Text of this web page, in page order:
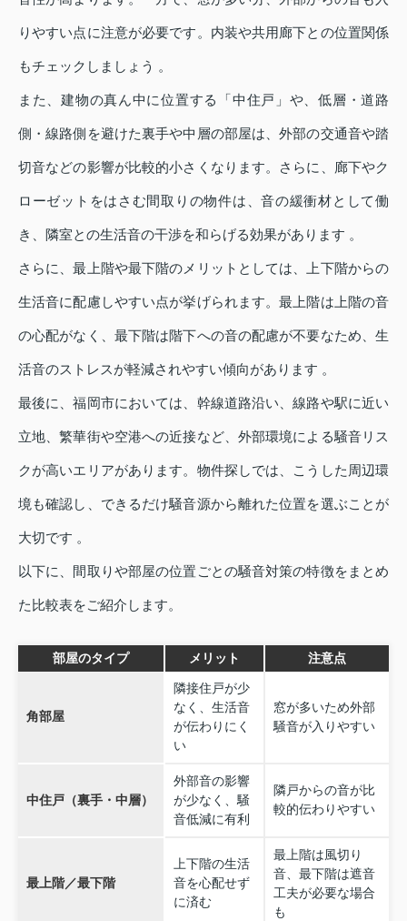
りやすい点に注意が必要です。内装や共用廊下との位置関係
もチェックしましょう 。
また、建物の真ん中に位置する「中住戸」や、低層・道路
側・線路側を避けた裏手や中層の部屋は、外部の交通音や踏
切音などの影響が比較的小さくなります。さらに、廊下やク
ローゼットをはさむ間取りの物件は、音の緩衝材として働
き、隣室との生活音の干渉を和らげる効果があります 。
さらに、最上階や最下階のメリットとしては、上下階からの
生活音に配慮しやすい点が挙げられます。最上階は上階の音
の心配がなく、最下階は階下への音の配慮が不要なため、生
活音のストレスが軽減されやすい傾向があります 。
最後に、福岡市においては、幹線道路沿い、線路や駅に近い
立地、繁華街や空港への近接など、外部環境による騒音リス
クが高いエリアがあります。物件探しでは、こうした周辺環
境も確認し、できるだけ騒音源から離れた位置を選ぶことが
大切です 。
以下に、間取りや部屋の位置ごとの騒音対策の特徴をまとめ
た比較表をご紹介します。
部屋のタイプ メリット 注意点
角部屋
隣接住戸が少
なく、生活音
が伝わりにく
い
窓が多いため外部
騒音が入りやすい
中住戸（裏手・中層）
外部音の影響
が少なく、騒
音低減に有利
隣戸からの音が比
較的伝わりやすい
最上階／最下階
上下階の生活
音を心配せず
に済む
最上階は風切り
音、最下階は遮音
工夫が必要な場合
も